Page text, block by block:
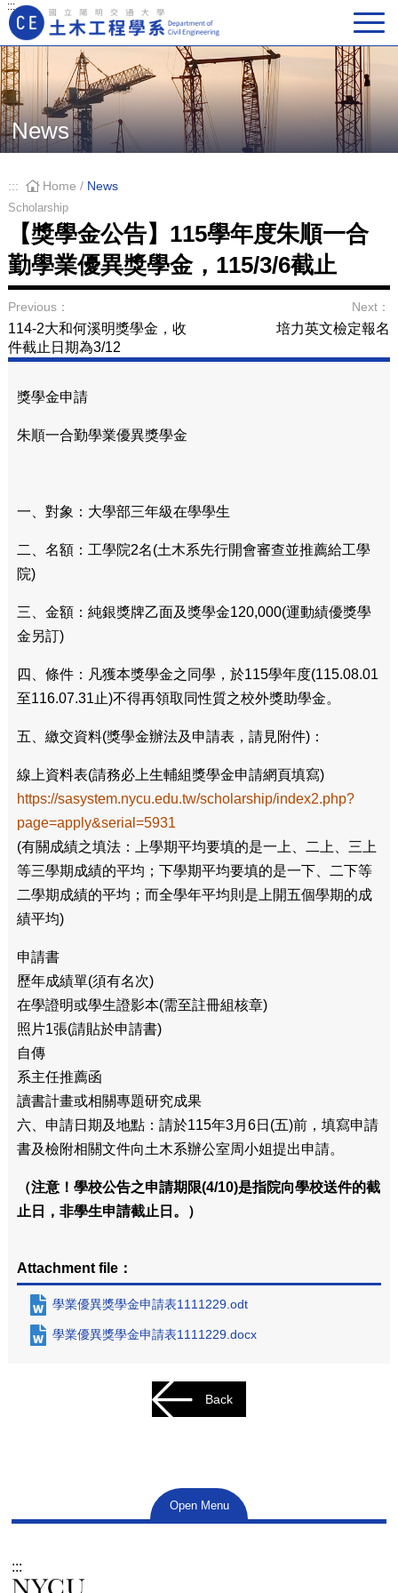
:::
Main Navigation
News
::: Home / News
Scholarship
【獎學金公告】115學年度朱順一合
勤學業優異獎學金，115/3/6截止
Previous：
114-2大和何溪明獎學金，收
件截止日期為3/12
Next：
培力英文檢定報名
獎學金申請
朱順一合勤學業優異獎學金
一、對象：大學部三年級在學學生
二、名額：工學院2名(土木系先行開會審查並推薦給工學
院)
三、金額：純銀獎牌乙面及獎學金120,000(運動績優獎學
金另訂)
四、條件：凡獲本獎學金之同學，於115學年度(115.08.01
至116.07.31止)不得再領取同性質之校外獎助學金。
五、繳交資料(獎學金辦法及申請表，請見附件)：
線上資料表(請務必上生輔組獎學金申請網頁填寫)
https://sasystem.nycu.edu.tw/scholarship/index2.php?
page=apply&serial=5931
(有關成績之填法：上學期平均要填的是一上、二上、三上
等三學期成績的平均；下學期平均要填的是一下、二下等
二學期成績的平均；而全學年平均則是上開五個學期的成
績平均)
申請書
歷年成績單(須有名次)
在學證明或學生證影本(需至註冊組核章)
照片1張(請貼於申請書)
自傳
系主任推薦函
讀書計畫或相關專題研究成果
六、申請日期及地點：請於115年3月6日(五)前，填寫申請
書及檢附相關文件向土木系辦公室周小姐提出申請。
（注意！學校公告之申請期限(4/10)是指院向學校送件的截
止日，非學生申請截止日。）
Attachment file：
學業優異獎學金申請表1111229.odt
學業優異獎學金申請表1111229.docx
Back
Open Menu
:::